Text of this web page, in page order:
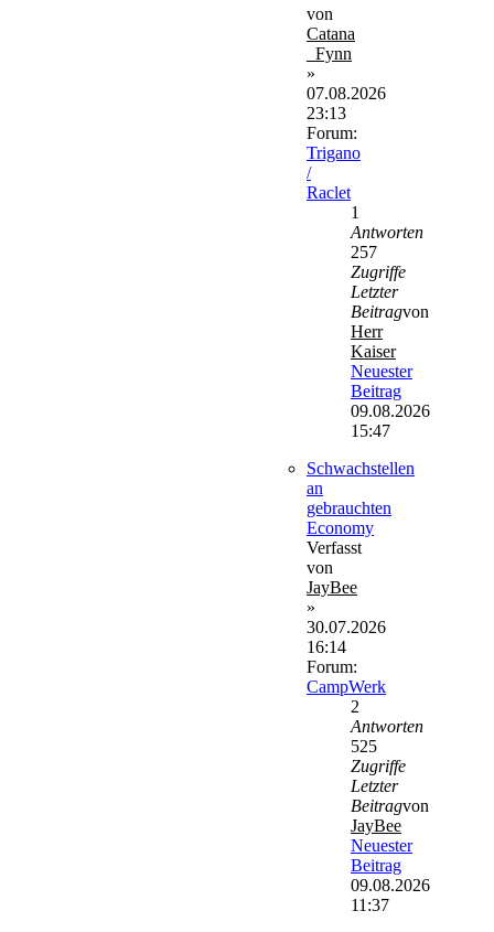
von
Catana
_Fynn
»
07.08.2026
23:13
Forum:
Trigano
/
Raclet
1
Antworten
257
Zugriffe
Letzter
Beitragvon
Herr
Kaiser
Neuester
Beitrag
09.08.2026
15:47
Schwachstellen
an
gebrauchten
Economy
Verfasst
von
JayBee
»
30.07.2026
16:14
Forum:
CampWerk
2
Antworten
525
Zugriffe
Letzter
Beitragvon
JayBee
Neuester
Beitrag
09.08.2026
11:37